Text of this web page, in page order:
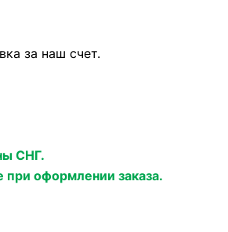
за наш счет.
СНГ.
при оформлении заказа.